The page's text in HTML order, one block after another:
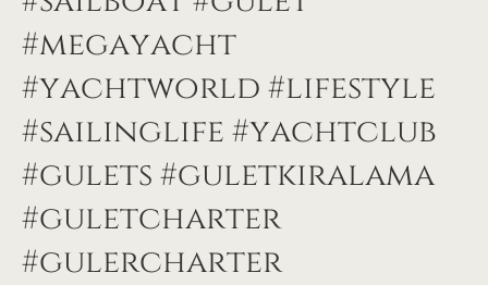
#megayacht
#yachtworld #lifestyle
#sailinglife #yachtclub
#gulets #guletkiralama
#guletcharter
#gulercharter